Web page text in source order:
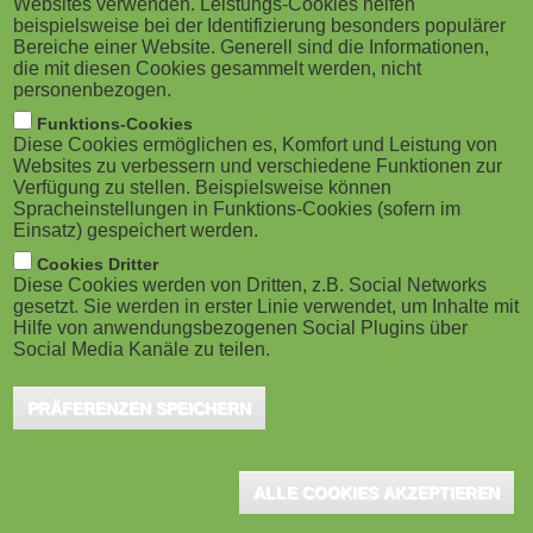
M
o
b
i
l
e
)
Websites verwenden. Leistungs-Cookies helfen
beispielsweise bei der Identifizierung besonders populärer
Bereiche einer Website. Generell sind die Informationen,
die mit diesen Cookies gesammelt werden, nicht
personenbezogen.
Funktions-Cookies
Diese Cookies ermöglichen es, Komfort und Leistung von
Websites zu verbessern und verschiedene Funktionen zur
Verfügung zu stellen. Beispielsweise können
Spracheinstellungen in Funktions-Cookies (sofern im
Einsatz) gespeichert werden.
Cookies Dritter
Diese Cookies werden von Dritten, z.B. Social Networks
gesetzt. Sie werden in erster Linie verwendet, um Inhalte mit
Hilfe von anwendungsbezogenen Social Plugins über
Social Media Kanäle zu teilen.
PRÄFERENZEN SPEICHERN
ALLE COOKIES AKZEPTIEREN